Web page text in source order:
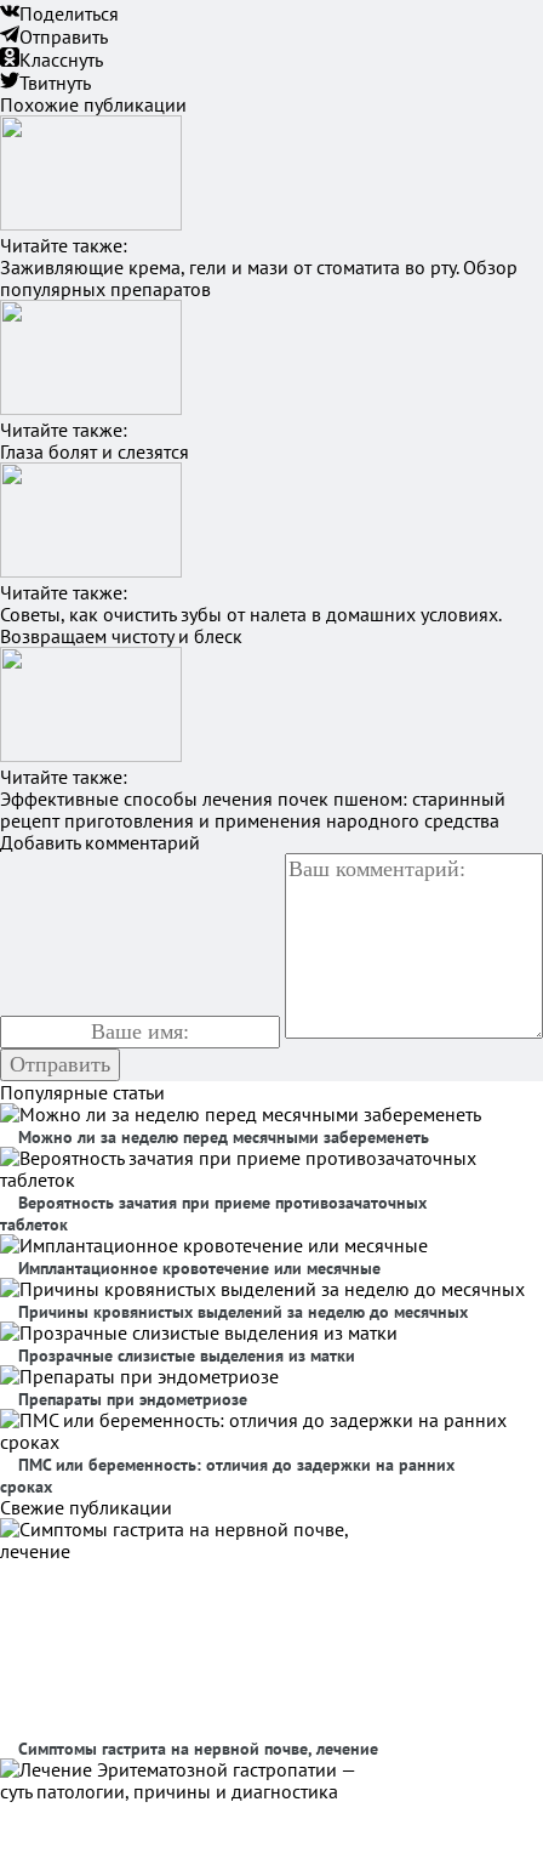
Поделиться
Отправить
Класснуть
Твитнуть
Похожие публикации
Читайте также:
Заживляющие крема, гели и мази от стоматита во рту. Обзор
популярных препаратов
Читайте также:
Глаза болят и слезятся
Читайте также:
Советы, как очистить зубы от налета в домашних условиях.
Возвращаем чистоту и блеск
Читайте также:
Эффективные способы лечения почек пшеном: старинный
рецепт приготовления и применения народного средства
Добавить комментарий
Популярные статьи
Можно ли за неделю перед месячными забеременеть
Вероятность зачатия при приеме противозачаточных
таблеток
Имплантационное кровотечение или месячные
Причины кровянистых выделений за неделю до месячных
Прозрачные слизистые выделения из матки
Препараты при эндометриозе
ПМС или беременность: отличия до задержки на ранних
сроках
Свежие публикации
Симптомы гастрита на нервной почве, лечение